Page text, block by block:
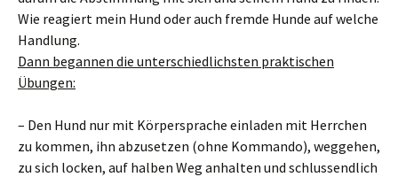
Wie reagiert mein Hund oder auch fremde Hunde auf welche
Handlung.
Dann begannen die unterschiedlichsten praktischen
Übungen:
– Den Hund nur mit Körpersprache einladen mit Herrchen
zu kommen, ihn abzusetzen (ohne Kommando), weggehen,
zu sich locken, auf halben Weg anhalten und schlussendlich